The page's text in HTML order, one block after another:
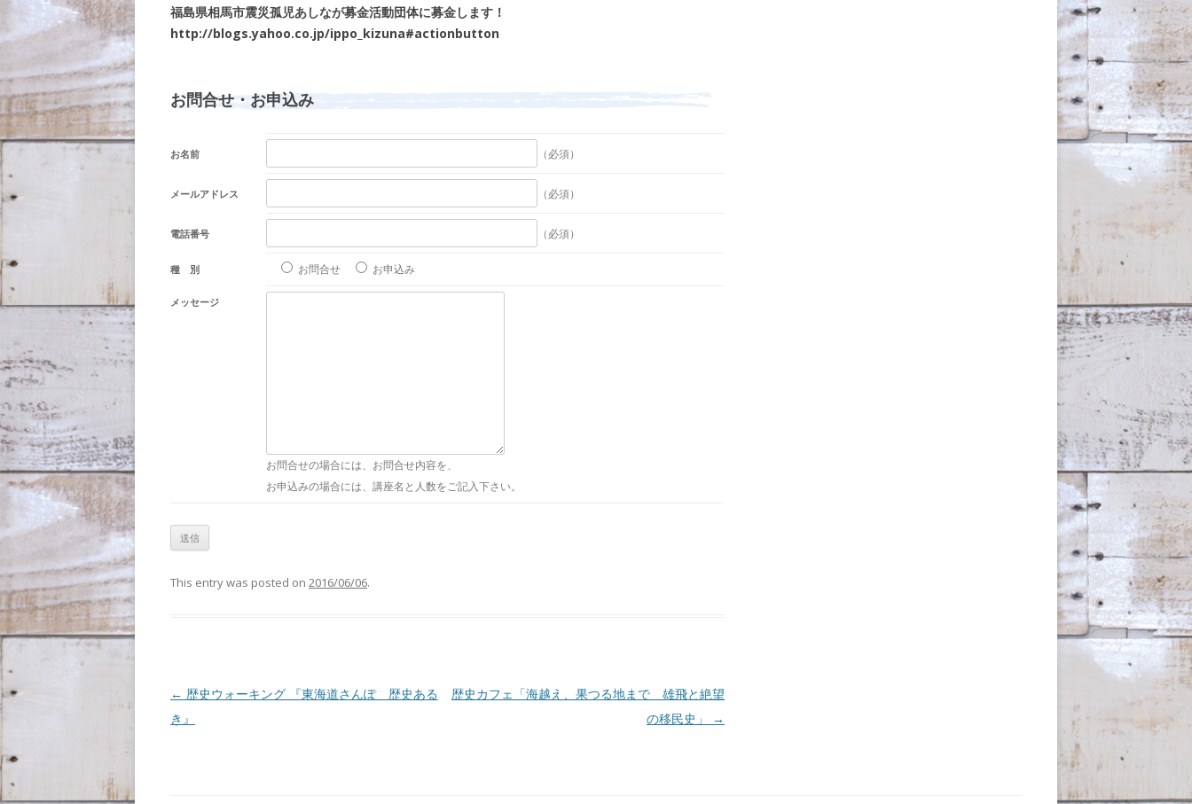
福島県相馬市震災孤児あしなが募金活動団体に募金します！
http://blogs.yahoo.co.jp/ippo_kizuna#actionbutton
お問合せ・お申込み
お名前 （必須）
メールアドレス （必須）
電話番号 （必須）
種 別 お問合せ お申込み
メッセージ
お問合せの場合には、お問合せ内容を、
お申込みの場合には、講座名と人数をご記入下さい。
This entry was posted on 2016/06/06.
Post navigation
← 歴史ウォーキング 『東海道さんぽ 歴史ある
き』
歴史カフェ「海越え、果つる地まで 雄飛と絶望
の移民史」
→